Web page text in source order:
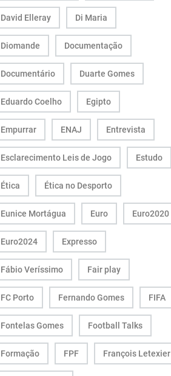
David Elleray Di Maria
Diomande Documentação
Documentário Duarte Gomes
Eduardo Coelho Egipto
Empurrar ENAJ Entrevista
Esclarecimento Leis de Jogo Estudo
Ética Ética no Desporto
Eunice Mortágua Euro Euro2020
Euro2024 Expresso
Fábio Veríssimo Fair play
FC Porto Fernando Gomes FIFA
Fontelas Gomes Football Talks
Formação FPF François Letexier